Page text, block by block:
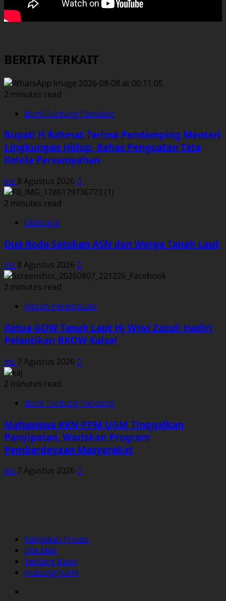
BERITA TERKAIT
2 minutes read
Bumi Tuntung Pandang
Bupati H Rahmat Terima Pendamping Menteri
Lingkungan Hidup, Bahas Penguatan Tata
Kelola Persampahan
Ins 8 Agustus 2026 0
2 minutes read
Olahraga
Dua Roda Satukan ASN dan Warga Tanah Laut
Ins 8 Agustus 2026 0
2 minutes read
Kiprah Perempuan
Ketua GOW Tanah Laut Hj Wiwi Zazuli Hadiri
Pelantikan BKOW Kalsel
Ins 7 Agustus 2026 0
2 minutes read
Bumi Tuntung Pandang
Mahasiswa KKN-PPM UGM Tinggalkan
Panyipatan, Wariskan Program
Pemberdayaan Masyarakat
Ins 7 Agustus 2026 0
Kebijakan Privasi
Site Map
Tentang Kami
Hubungi Kami